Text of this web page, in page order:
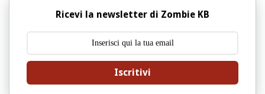
Ricevi la newsletter di Zombie KB
Iscritivi